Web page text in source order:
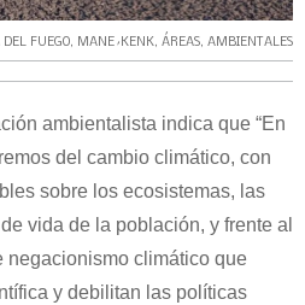
DEL FUEGO, MANE´KENK, ÁREAS, AMBIENTALES
ambientalista indica que “En
del cambio climático, con
sobre los ecosistemas, las
vida de la población, y frente al
negacionismo climático que
y debilitan las políticas